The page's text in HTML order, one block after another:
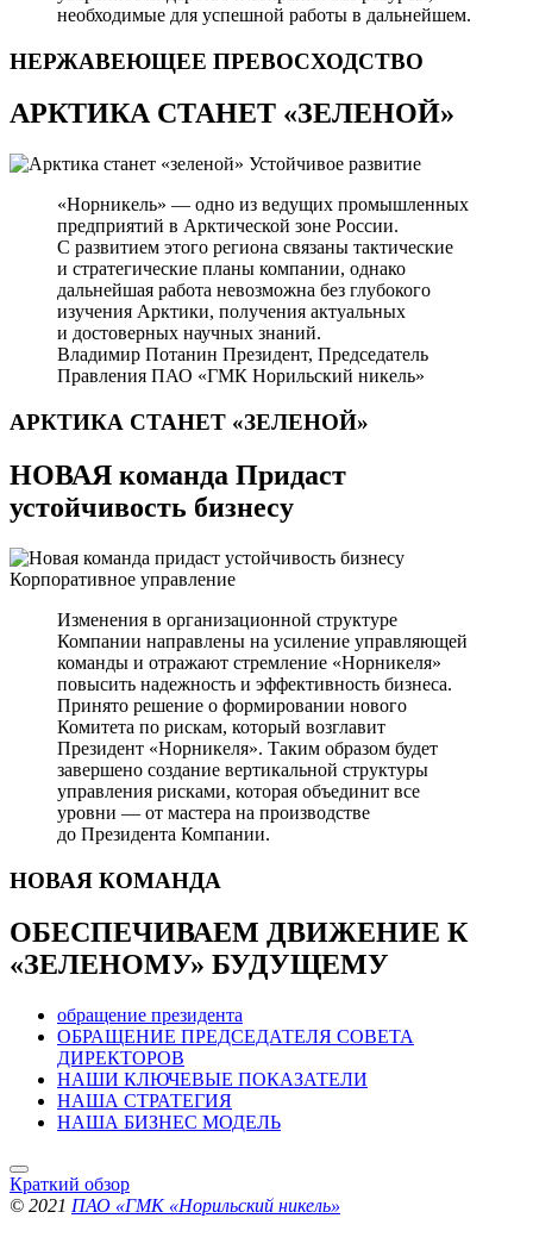
необходимые для успешной работы в дальнейшем.
НЕРЖАВЕЮЩЕЕ ПРЕВОСХОДСТВО
АРКТИКА СТАНЕТ «ЗЕЛЕНОЙ»
Устойчивое развитие
«Норникель» — одно из ведущих промышленных
предприятий в Арктической зоне России.
С развитием этого региона связаны тактические
и стратегические планы компании, однако
дальнейшая работа невозможна без глубокого
изучения Арктики, получения актуальных
и достоверных научных знаний.
Владимир Потанин Президент, Председатель
Правления ПАО «ГМК Норильский никель»
АРКТИКА СТАНЕТ «ЗЕЛЕНОЙ»
НОВАЯ команда Придаст
устойчивость бизнесу
Корпоративное управление
Изменения в организационной структуре
Компании направлены на усиление управляющей
команды и отражают стремление «Норникеля»
повысить надежность и эффективность бизнеса.
Принято решение о формировании нового
Комитета по рискам, который возглавит
Президент «Норникеля». Таким образом будет
завершено создание вертикальной структуры
управления рисками, которая объединит все
уровни — от мастера на производстве
до Президента Компании.
НОВАЯ КОМАНДА
ОБЕСПЕЧИВАЕМ ДВИЖЕНИЕ К
«ЗЕЛЕНОМУ» БУДУЩЕМУ
обращение президента
ОБРАЩЕНИЕ ПРЕДСЕДАТЕЛЯ СОВЕТА
ДИРЕКТОРОВ
НАШИ КЛЮЧЕВЫЕ ПОКАЗАТЕЛИ
НАША СТРАТЕГИЯ
НАША БИЗНЕС МОДЕЛЬ
Краткий обзор
© 2021 ПАО «ГМК «Норильский никель»